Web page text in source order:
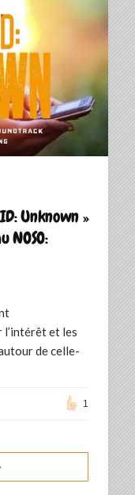
Unknown »
NOSO:
l’intérêt et les
de celle-
1